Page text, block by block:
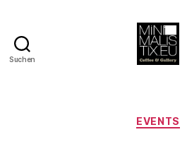
Suchen
EVENTS